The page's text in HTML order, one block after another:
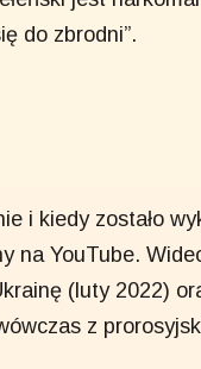
do zbrodni”.
i kiedy zostało
na YouTube.
(luty 2022)
z